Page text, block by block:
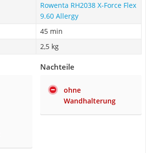
Rowenta RH2038 X-Force Flex
9.60 Allergy
45 min
2,5 kg
Nachteile
ohne
Wandhalterung